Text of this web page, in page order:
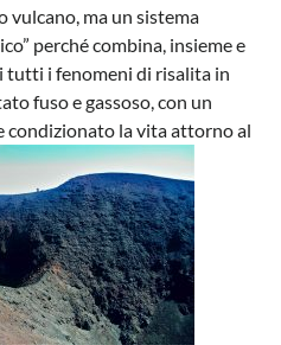
vulcano, ma un sistema
perché combina, insieme e
tutti i fenomeni di risalita in
fuso e gassoso, con un
condizionato la vita attorno al